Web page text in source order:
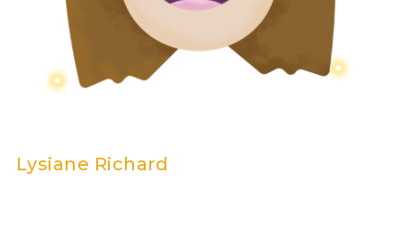
Lysiane Richard